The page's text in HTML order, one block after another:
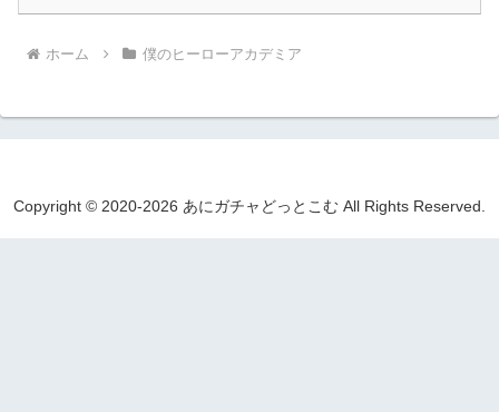
ホーム 僕のヒーローアカデミア
Copyright © 2020-2026 あにガチャどっとこむ All Rights Reserved.